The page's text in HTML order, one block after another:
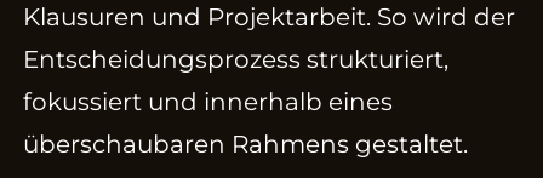
Klausuren und Projektarbeit. So wird der
Entscheidungsprozess strukturiert,
fokussiert und innerhalb eines
überschaubaren Rahmens gestaltet.